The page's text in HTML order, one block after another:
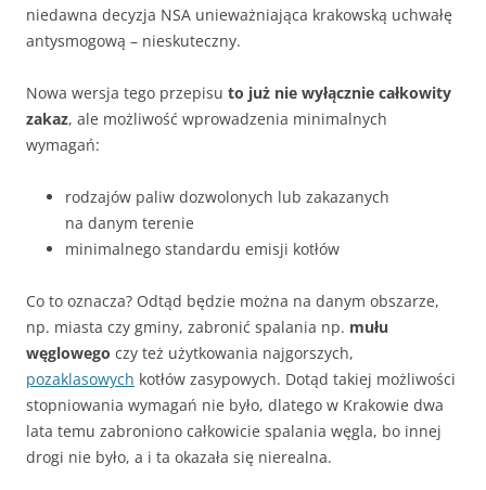
niedawna decyzja NSA unieważniająca krakowską uchwałę
antysmogową – nieskuteczny.
Nowa wersja tego przepisu to już nie wyłącznie całkowity
zakaz, ale możliwość wprowadzenia minimalnych
wymagań:
rodzajów paliw dozwolonych lub zakazanych
na danym terenie
minimalnego standardu emisji kotłów
Co to oznacza? Odtąd będzie można na danym obszarze,
np. miasta czy gminy, zabronić spalania np. mułu
węglowego czy też użytkowania najgorszych,
pozaklasowych kotłów zasypowych. Dotąd takiej możliwości
stopniowania wymagań nie było, dlatego w Krakowie dwa
lata temu zabroniono całkowicie spalania węgla, bo innej
drogi nie było, a i ta okazała się nierealna.